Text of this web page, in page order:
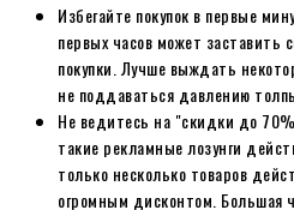
Избегайте покупок в первые
первых часов может заставить
покупки. Лучше выждать
не поддаваться давлению
Не ведитесь на "скидки до
такие рекламные лозунги
только несколько товаров
огромным дисконтом. Большая